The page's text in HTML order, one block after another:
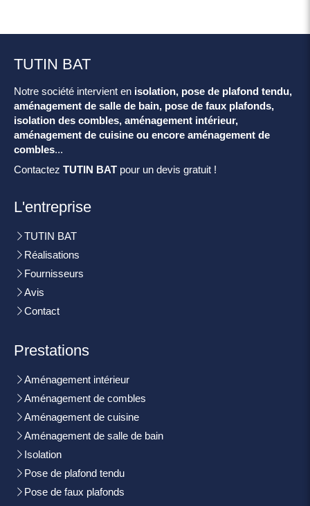
TUTIN BAT
Notre société intervient en isolation, pose de plafond tendu,
aménagement de salle de bain, pose de faux plafonds,
isolation des combles, aménagement intérieur,
aménagement de cuisine ou encore aménagement de
combles...
Contactez TUTIN BAT pour un devis gratuit !
L'entreprise
TUTIN BAT
Réalisations
Fournisseurs
Avis
Contact
Prestations
Aménagement intérieur
Aménagement de combles
Aménagement de cuisine
Aménagement de salle de bain
Isolation
Pose de plafond tendu
Pose de faux plafonds